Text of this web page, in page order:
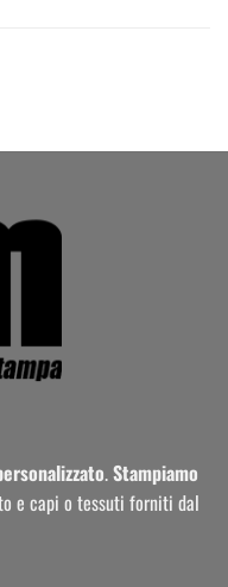
.Stampiamo
e capi o tessuti forniti dal